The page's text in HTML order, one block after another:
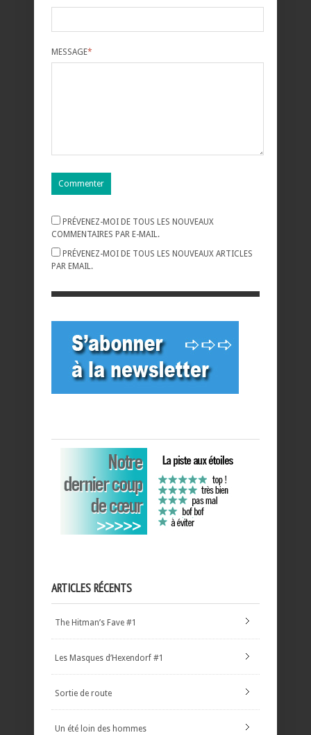
MESSAGE*
PRÉVENEZ-MOI DE TOUS LES NOUVEAUX
COMMENTAIRES PAR E-MAIL.
PRÉVENEZ-MOI DE TOUS LES NOUVEAUX ARTICLES
PAR EMAIL.
ARTICLES RÉCENTS
The Hitman’s Fave #1
Les Masques d’Hexendorf #1
Sortie de route
Un été loin des hommes